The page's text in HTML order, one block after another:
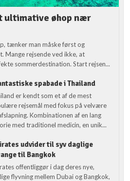
ultimative øhop nær
tænker man måske først og
Mange rejsende ved ikke, at
sommerdestination. Start rejsen...
spabade i Thailand
er kendt som et af de mest
rejsemål med fokus på velvære
Kombinationen af en lang
med traditionel medicin, en unik...
udvider til syv daglige
til Bangkok
offentliggør i dag deres nye,
flyvning mellem Dubai og Bangkok,